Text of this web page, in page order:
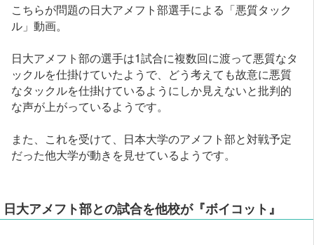
こちらが問題の日大アメフト部選手による「悪質タック
ル」動画。
日大アメフト部の選手は1試合に複数回に渡って悪質なタ
ックルを仕掛けていたようで、どう考えても故意に悪質
なタックルを仕掛けているようにしか見えないと批判的
な声が上がっているようです。
また、これを受けて、日本大学のアメフト部と対戦予定
だった他大学が動きを見せているようです。
日大アメフト部との試合を他校が『ボイコット』